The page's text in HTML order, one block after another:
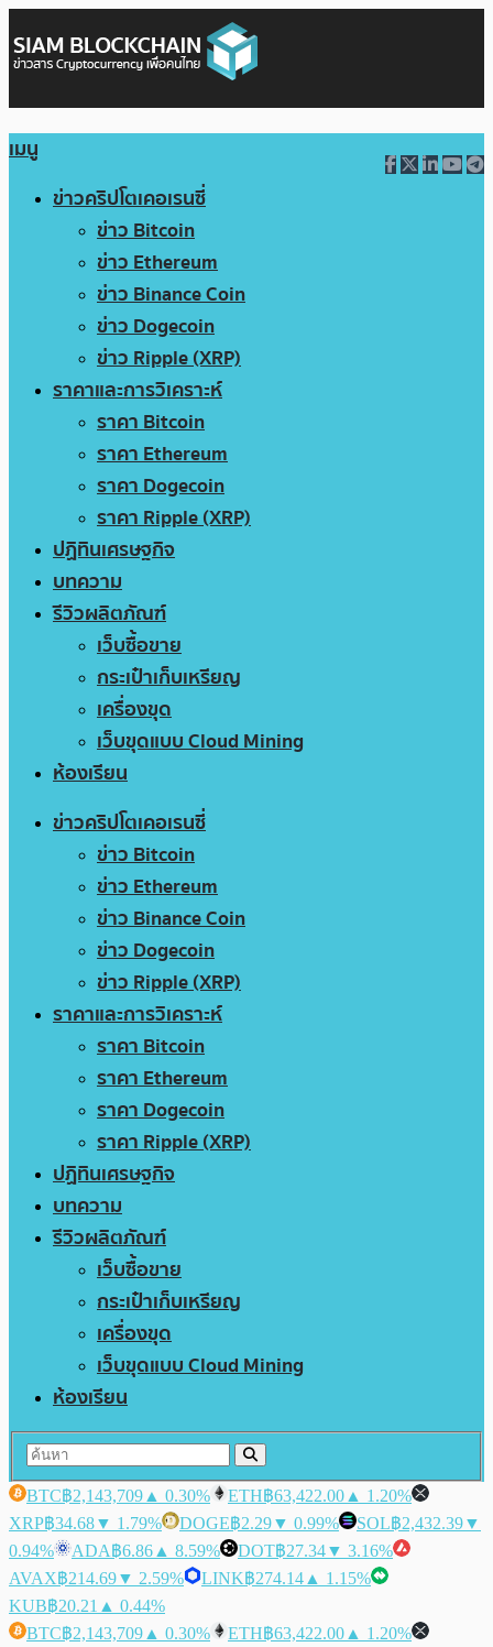
เมนู
ข่าวคริปโตเคอเรนซี่
ข่าว Bitcoin
ข่าว Ethereum
ข่าว Binance Coin
ข่าว Dogecoin
ข่าว Ripple (XRP)
ราคาและการวิเคราะห์
ราคา Bitcoin
ราคา Ethereum
ราคา Dogecoin
ราคา Ripple (XRP)
ปฏิทินเศรษฐกิจ
บทความ
รีวิวผลิตภัณฑ์
เว็บซื้อขาย
กระเป๋าเก็บเหรียญ
เครื่องขุด
เว็บขุดแบบ Cloud Mining
ห้องเรียน
ข่าวคริปโตเคอเรนซี่
ข่าว Bitcoin
ข่าว Ethereum
ข่าว Binance Coin
ข่าว Dogecoin
ข่าว Ripple (XRP)
ราคาและการวิเคราะห์
ราคา Bitcoin
ราคา Ethereum
ราคา Dogecoin
ราคา Ripple (XRP)
ปฏิทินเศรษฐกิจ
บทความ
รีวิวผลิตภัณฑ์
เว็บซื้อขาย
กระเป๋าเก็บเหรียญ
เครื่องขุด
เว็บขุดแบบ Cloud Mining
ห้องเรียน
BTC฿2,143,709 ▲ 0.30% ETH฿63,422.00 ▲ 1.20%
XRP฿34.68▼ 1.79% DOGE฿2.29▼ 0.99% SOL฿2,432.39▼
0.94%
ADA฿6.86 ▲ 8.59% DOT฿27.34▼ 3.16%
AVAX฿214.69▼ 2.59% LINK฿274.14 ▲ 1.15%
KUB฿20.21 ▲ 0.44%
BTC฿2,143,709 ▲ 0.30% ETH฿63,422.00 ▲ 1.20%